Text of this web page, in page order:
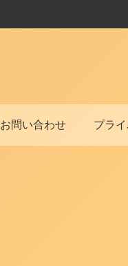
お問い合わせ